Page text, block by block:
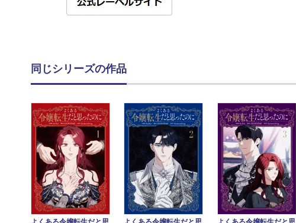
同じシリーズの作品